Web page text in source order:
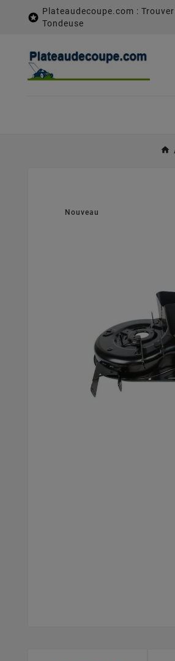

Plateaudecoupe.com :
Tondeuse
Nouveau